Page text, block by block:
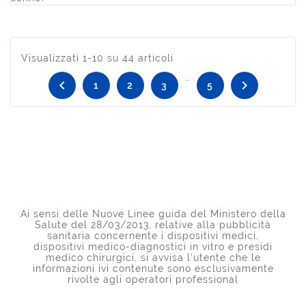
Visualizzati 1-10 su 44 articoli
 1 2 3 5 
Ai sensi delle Nuove Linee guida del Ministero della
Salute del 28/03/2013, relative alla pubblicità
sanitaria concernente i dispositivi medici,
dispositivi medico-diagnostici in vitro e presidi
medico chirurgici, si avvisa l'utente che le
informazioni ivi contenute sono esclusivamente
rivolte agli operatori professional